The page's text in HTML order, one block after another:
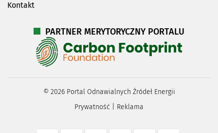
Kontakt
PARTNER MERYTORYCZNY PORTALU
© 2026Portal Odnawialnych Źródeł Energii
Prywatność
Reklama